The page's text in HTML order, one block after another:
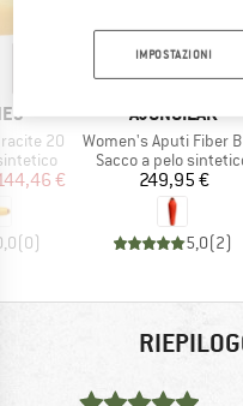
20
ridotto
€
(0)
MARCHIO
AJUNGILAK
Articolo
Women's Aputi Fiber Bag -10C
Gruppo di prodotti
Sacco a pelo
Prezzo
249,95 €
5,0(2)
IMPOSTAZIONI